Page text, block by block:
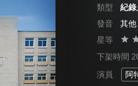
類型
紀錄
發音
其他
星等
下架時間
演員 阿